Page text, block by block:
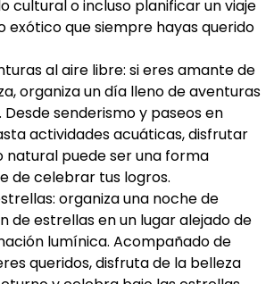
cultural o incluso planificar un viaje
exótico que siempre hayas querido
al aire libre: si eres amante de
organiza un día lleno de aventuras
Desde senderismo y paseos en
actividades acuáticas, disfrutar
natural puede ser una forma
de celebrar tus logros.
organiza una noche de
de estrellas en un lugar alejado de
lumínica. Acompañado de
queridos, disfruta de la belleza